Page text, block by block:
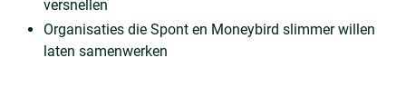
versnellen
Organisaties die Spont en Moneybird slimmer willen
laten samenwerken